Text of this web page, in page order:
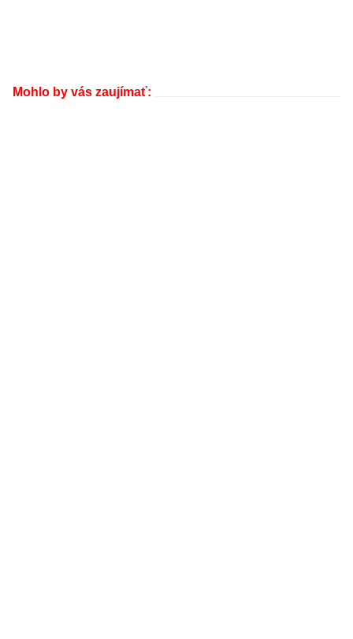
Mohlo by vás zaujímať: